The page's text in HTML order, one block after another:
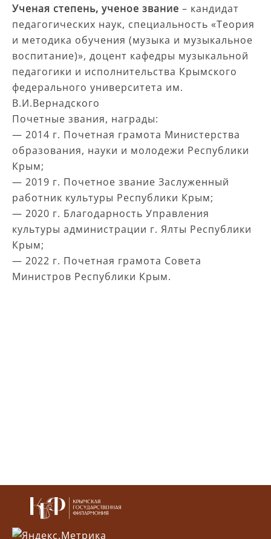
Ученая степень, ученое звание – кандидат
педагогических наук, специальность «Теория
и методика обучения (музыка и музыкальное
воспитание)», доцент кафедры музыкальной
педагогики и исполнительства Крымского
федерального университета им.
В.И.Вернадского
Почетные звания, награды:
— 2014 г. Почетная грамота Министерства
образования, науки и молодежи Республики
Крым;
— 2019 г. Почетное звание Заслуженный
работник культуры Республики Крым;
— 2020 г. Благодарность Управления
культуры администрации г. Ялты Республики
Крым;
— 2022 г. Почетная грамота Совета
Министров Республики Крым.